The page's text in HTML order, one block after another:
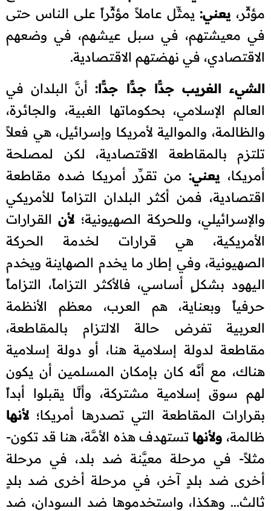
مؤثِّر، يعني:يمثِّل عاملاً مؤثِّراً على الناس حتى
في معيشتهم، في سبل عيشهم، في وضعهم
الاقتصادي، في نهضتهم الاقتصادية.
الشيء الغريب جدًّا جدًّا جدًّا:أنَّ البلدان في
العالم الإسلامي، بحكوماتها الغبية، والجائرة،
والظالمة، والموالية لأمريكا وإسرائيل، هي فعلاً
تلتزم بالمقاطعة الاقتصادية، لكن لمصلحة
أمريكا، يعني:من تقرِّر أمريكا ضده مقاطعة
اقتصادية، فمن أكثر البلدان التزاماً للأمريكي
والإسرائيلي، وللحركة الصهيونية؛ لأنالقرارات
الأمريكية، هي قرارات لخدمة الحركة
الصهيونية، وفي إطار ما يخدم الصهاينة ويخدم
اليهود بشكلٍ أساسي، فالأكثر التزاماً، التزاماً
حرفياً وبعناية، هم العرب، معظم الأنظمة
العربية تفرض حالة الالتزام بالمقاطعة،
مقاطعة لدولة إسلامية هنا، أو دولة إسلامية
هناك، مع أنَّه كان بإمكان المسلمين أن يكون
لهم سوق إسلامية مشتركة، وألَّا يقبلوا أبداً
بقرارات المقاطعة التي تصدرها أمريكا؛ لأنها
ظالمة، ولأنهاتستهدف هذه الأمَّة، هنا قد تكون-
مثلاً- في مرحلة معيَّنة ضد بلد، في مرحلة
أخرى ضد بلدٍ آخر، في مرحلة أخرى ضد بلدٍ
ثالث... وهكذا، واستخدموها ضد السودان، ضد